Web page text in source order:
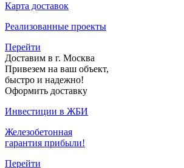
Карта доставок
Реализованные проекты
Перейти
Доставим в г. Москва
Привезем на ваш объект,
быстро и надежно!
Оформить доставку
Инвестиции в ЖБИ
Железобетонная
гарантия прибыли!
Перейти